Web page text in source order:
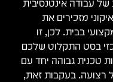
עבודה אינטנסיבית
מזכירים את
בבית. לכן, זו
בסט התקלוט שלכם
טכנית גבוהה יחד עם
רצועה. בעקבות זאת,